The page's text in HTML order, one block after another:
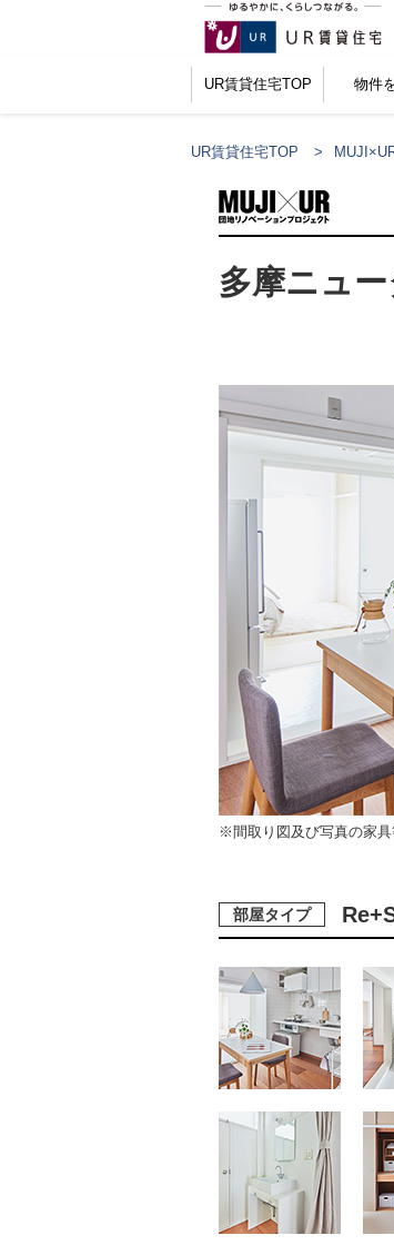
UR賃貸住宅TOP 物件
UR賃貸住宅TOP
多摩ニュー
※間取り図及び写真の家具
部屋タイプ